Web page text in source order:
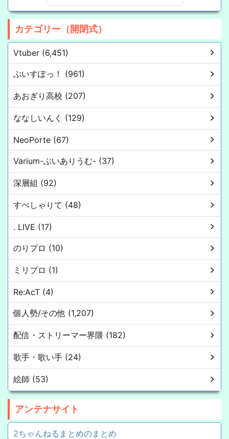
カテゴリー（開閉式）
Vtuber (6,451)
ぶいすぽっ！ (961)
あおぎり高校 (207)
ななしいんく (129)
NeoPorte (67)
Varium-ぶいありうむ- (37)
深層組 (92)
すぺしゃりて (48)
. LIVE (17)
のりプロ (10)
ミリプロ (1)
Re:AcT (4)
個人勢/その他 (1,207)
配信・ストリーマー界隈 (182)
歌手・歌い手 (24)
絵師 (53)
アンテナサイト
2ちゃんねるまとめのまとめ